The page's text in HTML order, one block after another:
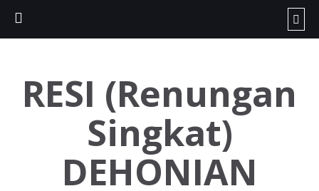
RESI (Renungan
Singkat)
DEHONIAN